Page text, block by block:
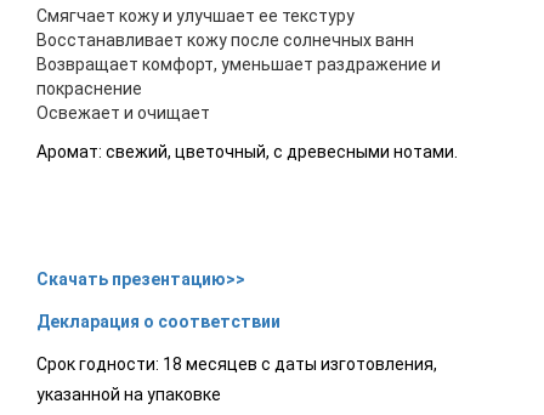
Смягчает кожу и улучшает ее текстуру
Восстанавливает кожу после солнечных ванн
Возвращает комфорт, уменьшает раздражение и
покраснение
Освежает и очищает
Аромат: свежий, цветочный, с древесными нотами.
Скачать презентацию>>
Декларация о соответствии
Срок годности: 18 месяцев с даты изготовления,
указанной на упаковке